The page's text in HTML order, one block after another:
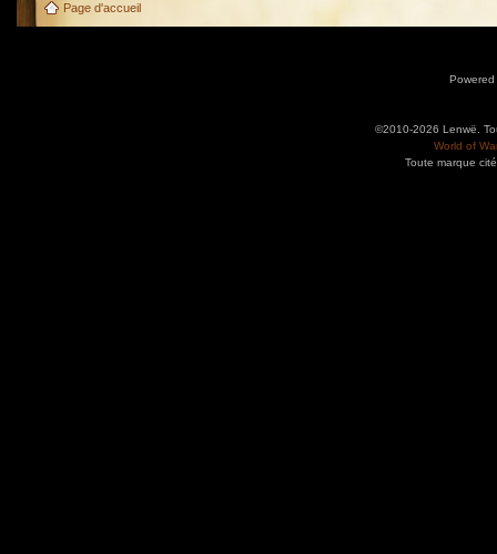
Page d'accueil
©2010-2026 Lenwë.
World of
Toute marque